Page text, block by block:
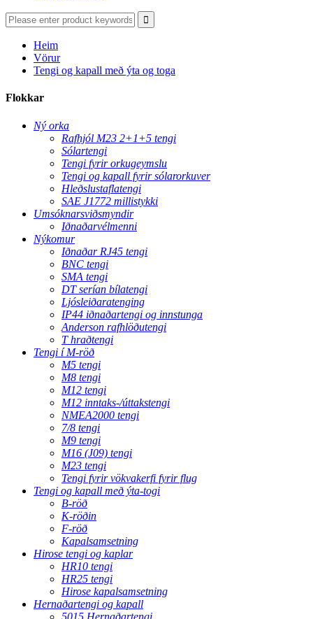
Heim
Vörur
Tengi og kapall með ýta og toga
Flokkar
Ný orka
Rafhjól M23 2+1+5 tengi
Sólartengi
Tengi fyrir orkugeymslu
Tengi og kapall fyrir sólarorkuver
Hleðslustaflatengi
SAE J1772 millistykki
Umsóknarsviðsmyndir
Iðnaðarvélmenni
Nýkomur
Iðnaðar RJ45 tengi
BNC tengi
SMA tengi
DT serían bílatengi
Ljósleiðaratenging
IP44 iðnaðartengi og innstunga
Anderson rafhlöðutengi
T hraðtengi
Tengi í M-röð
M5 tengi
M8 tengi
M12 tengi
M12 inntaks-/úttakstengi
NMEA2000 tengi
7/8 tengi
M9 tengi
M16 (J09) tengi
M23 tengi
Tengi fyrir vökvakerfi fyrir flug
Tengi og kapall með ýta-togi
B-röð
K-röðin
F-röð
Kapalsamsetning
Hirose tengi og kaplar
HR10 tengi
HR25 tengi
Hirose kapalsamsetning
Hernaðartengi og kapall
5015 Hernaðartengi